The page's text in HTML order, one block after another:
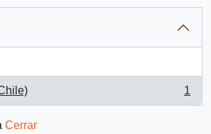
1
Cerrar